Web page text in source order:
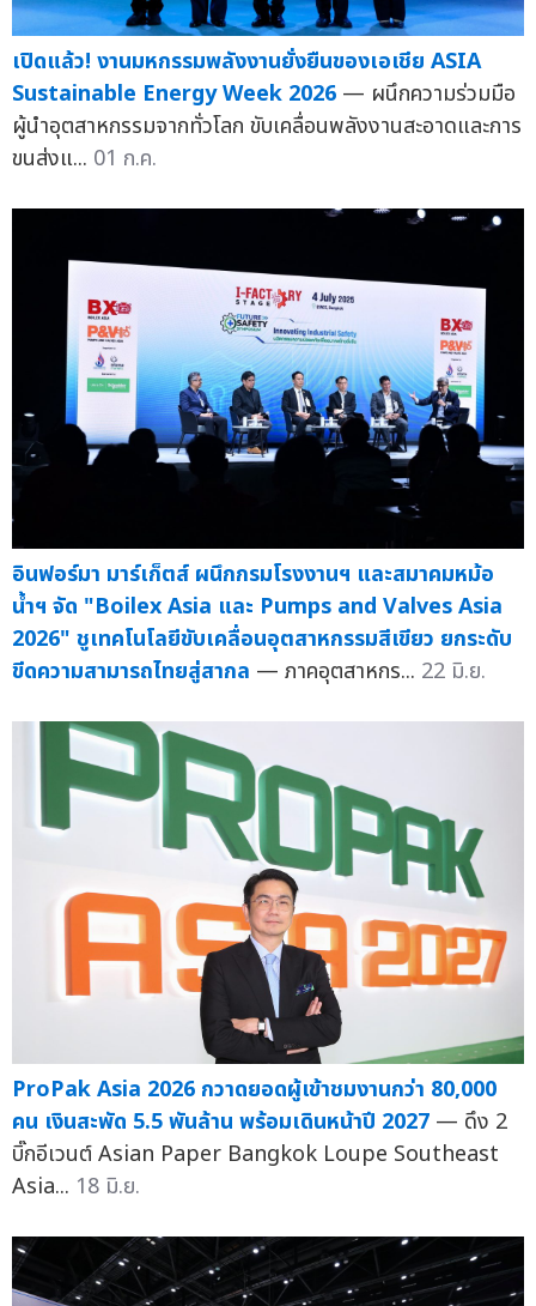
เปิดแล้ว! งานมหกรรมพลังงานยั่งยืนของเอเชีย ASIA
Sustainable Energy Week 2026 — ผนึกความร่วมมือ
ผู้นำอุตสาหกรรมจากทั่วโลก ขับเคลื่อนพลังงานสะอาดและการ
ขนส่งแ... 01 ก.ค.
อินฟอร์มา มาร์เก็ตส์ ผนึกกรมโรงงานฯ และสมาคมหม้อ
น้ำฯ จัด "Boilex Asia และ Pumps and Valves Asia
2026" ชูเทคโนโลยีขับเคลื่อนอุตสาหกรรมสีเขียว ยกระดับ
ขีดความสามารถไทยสู่สากล — ภาคอุตสาหกร... 22 มิ.ย.
ProPak Asia 2026 กวาดยอดผู้เข้าชมงานกว่า 80,000
คน เงินสะพัด 5.5 พันล้าน พร้อมเดินหน้าปี 2027 — ดึง 2
บิ๊กอีเวนต์ Asian Paper Bangkok Loupe Southeast
Asia... 18 มิ.ย.